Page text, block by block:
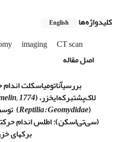
کلیدواژه‌ها
English
imaging
CT scan
اصل مقاله
بررسیآناتومیاسکلت اندام
لاکپشتبرکه‌ایخزر، 1774)
(Reptilia: Geomydidae)
(سی‌تی‌اسکن): اطلس اندام
برکه­ای